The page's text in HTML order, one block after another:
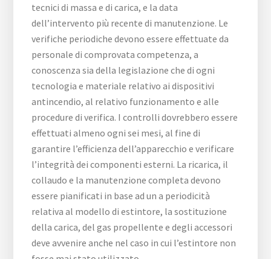
tecnici di massa e di carica, e la data
dell’intervento più recente di manutenzione. Le
verifiche periodiche devono essere effettuate da
personale di comprovata competenza, a
conoscenza sia della legislazione che di ogni
tecnologia e materiale relativo ai dispositivi
antincendio, al relativo funzionamento e alle
procedure di verifica. I controlli dovrebbero essere
effettuati almeno ogni sei mesi, al fine di
garantire l’efficienza dell’apparecchio e verificare
l’integrità dei componenti esterni. La ricarica, il
collaudo e la manutenzione completa devono
essere pianificati in base ad un a periodicità
relativa al modello di estintore, la sostituzione
della carica, del gas propellente e degli accessori
deve avvenire anche nel caso in cui l’estintore non